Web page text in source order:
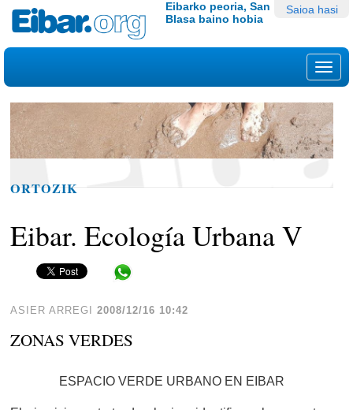
Edukira
salto
|
egin
nabigazioara
Tresna
pertsonalak
Saioa hasi
Eibarko peoria, San
Blasa baino hobia
ORTOZIK
Eibar. Ecología Urbana V
ASIER ARREGI 2008/12/16 10:42
ZONAS VERDES
ESPACIO VERDE URBANO EN EIBAR